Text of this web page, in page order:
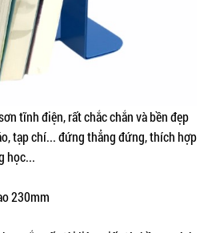
tĩnh điện, rất chắc chắn và bền đẹp
tạp chí... đứng thẳng đứng, thích hợp
học...
230mm